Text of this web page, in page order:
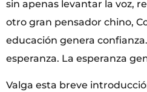
sin apenas levantar la voz,
otro gran pensador chino,
educación genera
esperanza. La esperanza
Valga esta breve